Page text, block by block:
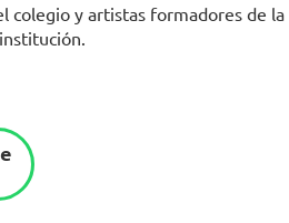
colegio y artistas formadores de la